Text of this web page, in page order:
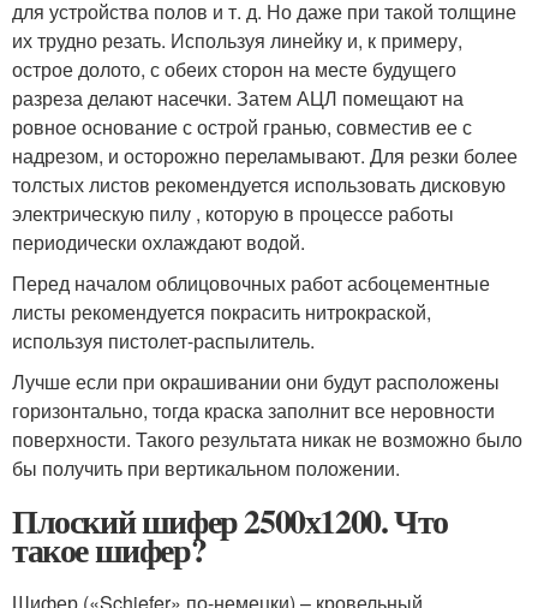
для устройства полов и т. д. Но даже при такой толщине
их трудно резать. Используя линейку и, к примеру,
острое долото, с обеих сторон на месте будущего
разреза делают насечки. Затем АЦЛ помещают на
ровное основание с острой гранью, совместив ее с
надрезом, и осторожно переламывают. Для резки более
толстых листов рекомендуется использовать дисковую
электрическую пилу , которую в процессе работы
периодически охлаждают водой.
Перед началом облицовочных работ асбоцементные
листы рекомендуется покрасить нитрокраской,
используя пистолет-распылитель.
Лучше если при окрашивании они будут расположены
горизонтально, тогда краска заполнит все неровности
поверхности. Такого результата никак не возможно было
бы получить при вертикальном положении.
Плоский шифер 2500х1200. Что
такое шифер?